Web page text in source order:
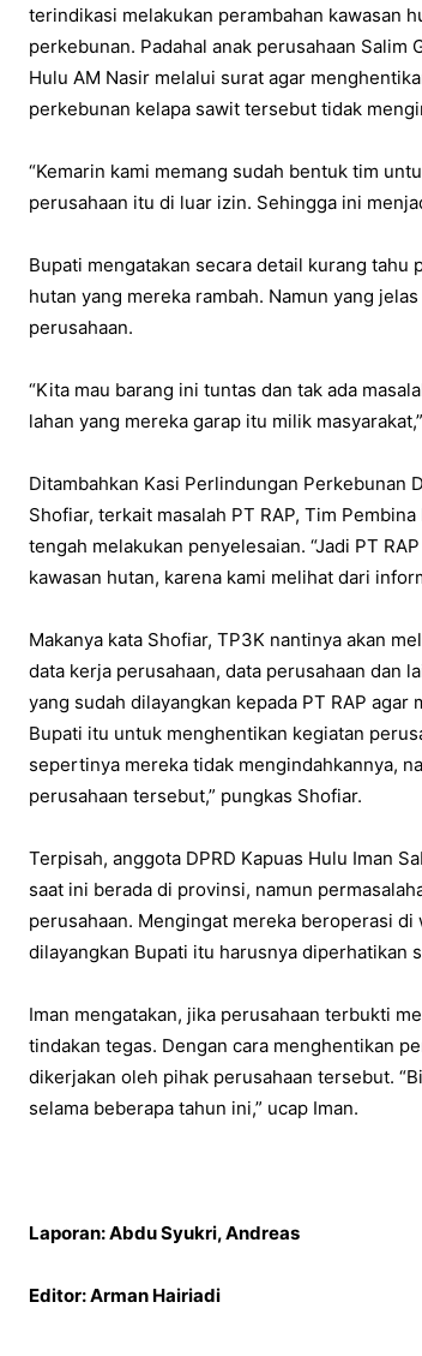
terindikasi melakukan perambahan kawasan
perkebunan. Padahal anak perusahaan
Hulu AM Nasir melalui surat agar
perkebunan kelapa sawit tersebut tidak
“Kemarin kami memang sudah bentuk tim
perusahaan itu di luar izin. Sehingga ini
Bupati mengatakan secara detail kurang tahu
hutan yang mereka rambah. Namun yang
perusahaan.
“Kita mau barang ini tuntas dan tak ada
lahan yang mereka garap itu milik
Ditambahkan Kasi Perlindungan Perkebunan
Shofiar, terkait masalah PT RAP, Tim
tengah melakukan penyelesaian. “Jadi PT
kawasan hutan, karena kami melihat dari
Makanya kata Shofiar, TP3K nantinya akan
data kerja perusahaan, data perusahaan dan
yang sudah dilayangkan kepada PT RAP
Bupati itu untuk menghentikan kegiatan
sepertinya mereka tidak mengindahkannya,
perusahaan tersebut,” pungkas Shofiar.
Terpisah, anggota DPRD Kapuas Hulu Iman
saat ini berada di provinsi, namun
perusahaan. Mengingat mereka beroperasi
dilayangkan Bupati itu harusnya diperhatikan
Iman mengatakan, jika perusahaan terbukti
tindakan tegas. Dengan cara menghentikan
dikerjakan oleh pihak perusahaan tersebut.
selama beberapa tahun ini,” ucap Iman.
Laporan: Abdu Syukri, Andreas
Editor: Arman Hairiadi